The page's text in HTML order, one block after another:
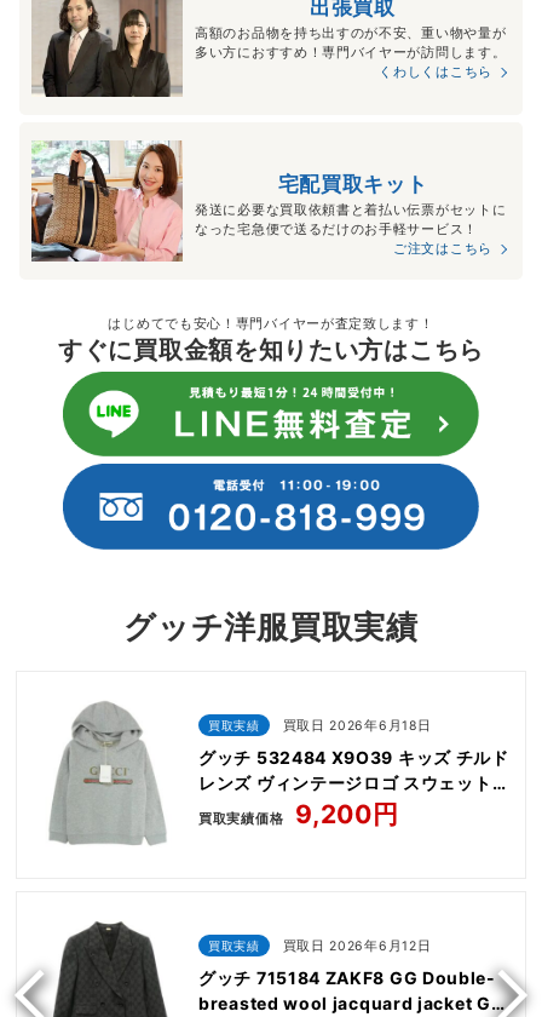
出張買取
高額のお品物を持ち出すのが不安、重い物や量が
多い方におすすめ！専門バイヤーが訪問します。
くわしくはこちら
宅配買取キット
発送に必要な買取依頼書と着払い伝票がセットに
なった宅急便で送るだけのお手軽サービス！
ご注文はこちら
はじめてでも安心！専門バイヤーが査定致します！
すぐに買取金額を知りたい方はこちら
グッチ洋服買取実績
買取実績 買取日 2026年6月18日
グッチ 532484 X9O39 キッズ チルド
レンズ ヴィンテージロゴ スウェット
シャツ パーカー
買取実績価格 9,200円
買取実績 買取日 2026年6月12日
グッチ 715184 ZAKF8 GG Double-
breasted wool jacquard jacket GG